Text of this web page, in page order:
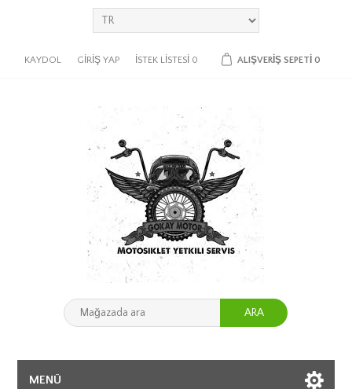
KAYDOL GIRIŞ YAP İSTEK LISTESI 0 ALIŞVERIŞ SEPETI 0
ARA
MENÜ